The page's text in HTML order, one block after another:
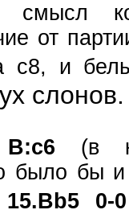
смысл
от
с8, и
слонов.
(в
было бы и
15.Bb5